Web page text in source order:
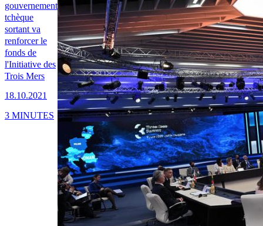
gouvernement
tchèque
sortant va
renforcer le
fonds de
l'Initiative des
Trois Mers
18.10.2021
3 MINUTES